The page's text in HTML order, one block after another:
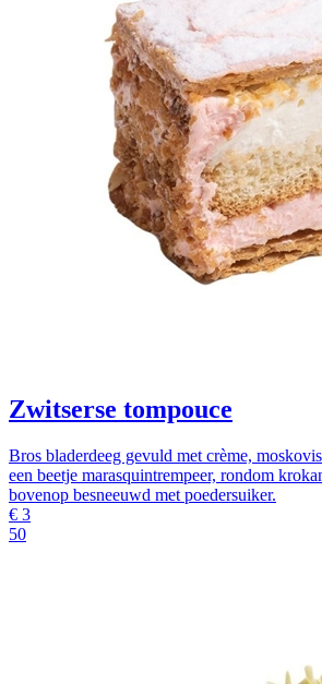
Zwitserse tompouce
Bros bladerdeeg gevuld met crème,
een beetje marasquintrempeer, rondom
bovenop besneeuwd met poedersuiker.
€ 3
50